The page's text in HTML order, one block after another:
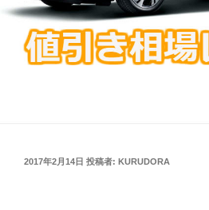
投
2017年2月14日 投稿者: KURUDORA